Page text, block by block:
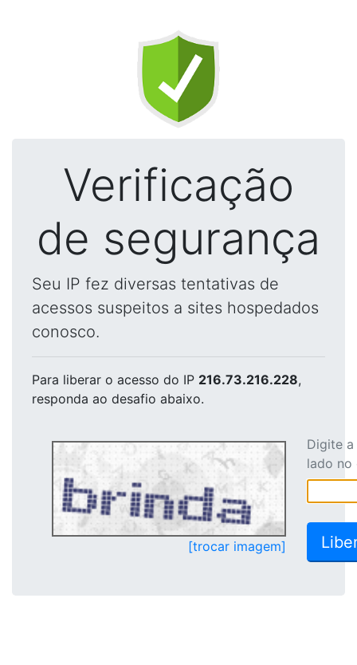
Verificação
de segurança
Seu IP fez diversas tentativas de
acessos suspeitos a sites hospedados
conosco.
Para liberar o acesso do IP 216.73.216.228,
responda ao desafio abaixo.
[trocar imagem]
Digite
lado no